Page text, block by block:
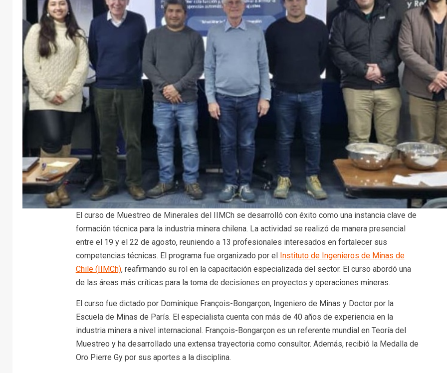
El curso de Muestreo de Minerales del IIMCh se desarrolló con éxito como una instancia clave de
formación técnica para la industria minera chilena. La actividad se realizó de manera presencial
entre el 19 y el 22 de agosto, reuniendo a 13 profesionales interesados en fortalecer sus
competencias técnicas. El programa fue organizado por el
Instituto de Ingenieros de Minas de
Chile (IIMCh), reafirmando su rol en la capacitación especializada del sector. El curso abordó una
de las áreas más críticas para la toma de decisiones en proyectos y operaciones mineras.
El curso fue dictado por Dominique François-Bongarçon, Ingeniero de Minas y Doctor por la
Escuela de Minas de París. El especialista cuenta con más de 40 años de experiencia en la
industria minera a nivel internacional. François-Bongarçon es un referente mundial en Teoría del
Muestreo y ha desarrollado una extensa trayectoria como consultor. Además, recibió la Medalla de
Oro Pierre Gy por sus aportes a la disciplina.